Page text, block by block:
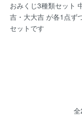
おみくじ3種類セット
吉・大大吉 が各1点ず
セットです
全